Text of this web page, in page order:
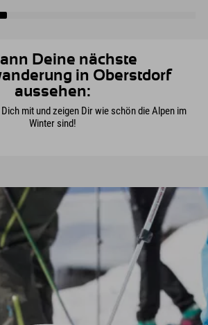
Möglichkeiten,
verschiedene
Eissportarten
Deine nächste
in Oberstdorf
aussehen:
mit und zeigen Dir wie schön die Alpen im
Winter sind!